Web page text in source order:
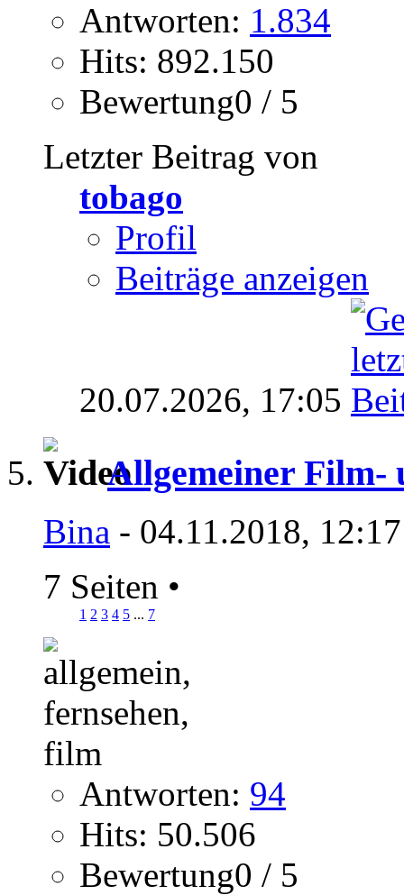
Antworten: 1.834
Hits: 892.150
Bewertung0 / 5
Letzter Beitrag von
tobago
Profil
Beiträge anzeigen
20.07.2026, 17:05
Allgemeiner Film-
Bina - 04.11.2018,
7 Seiten •
1 2 3 4 5 ... 7
Antworten: 94
Hits: 50.506
Bewertung0 / 5